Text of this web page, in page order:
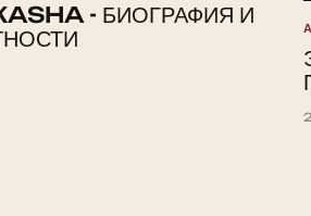
- БИОГРАФИЯ И